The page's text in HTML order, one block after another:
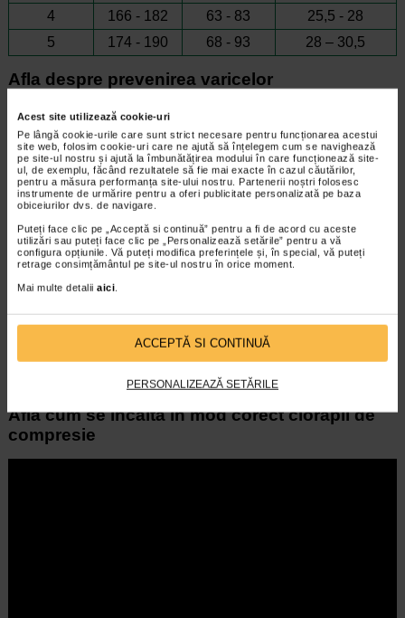
Acest site utilizează cookie-uri
Pe lângă cookie-urile care sunt strict necesare pentru funcționarea acestui
site web, folosim cookie-uri care ne ajută să înțelegem cum se navighează
pe site-ul nostru și ajută la îmbunătățirea modului în care funcționează site-
ul, de exemplu, făcând rezultatele să fie mai exacte în cazul căutărilor,
pentru a măsura performanța site-ului nostru. Partenerii noștri folosesc
instrumente de urmărire pentru a oferi publicitate personalizată pe baza
obiceiurilor dvs. de navigare.
Puteți face clic pe „Acceptă si continuă” pentru a fi de acord cu aceste
utilizări sau puteți face clic pe „Personalizează setările” pentru a vă
configura opțiunile. Vă puteți modifica preferințele și, în special, vă puteți
retrage consimțământul pe site-ul nostru în orice moment.
Mai multe detalii aici.
ACCEPTĂ SI CONTINUĂ
PERSONALIZEAZĂ SETĂRILE
4 166 - 182 63 - 83
25,5 - 28
5
174 - 190 68 - 93 28 – 30,5
Afla despre prevenirea varicelor
Afla cum se incalta in mod corect ciorapii de
compresie